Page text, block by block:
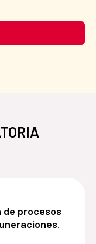
procesos de
de procesos